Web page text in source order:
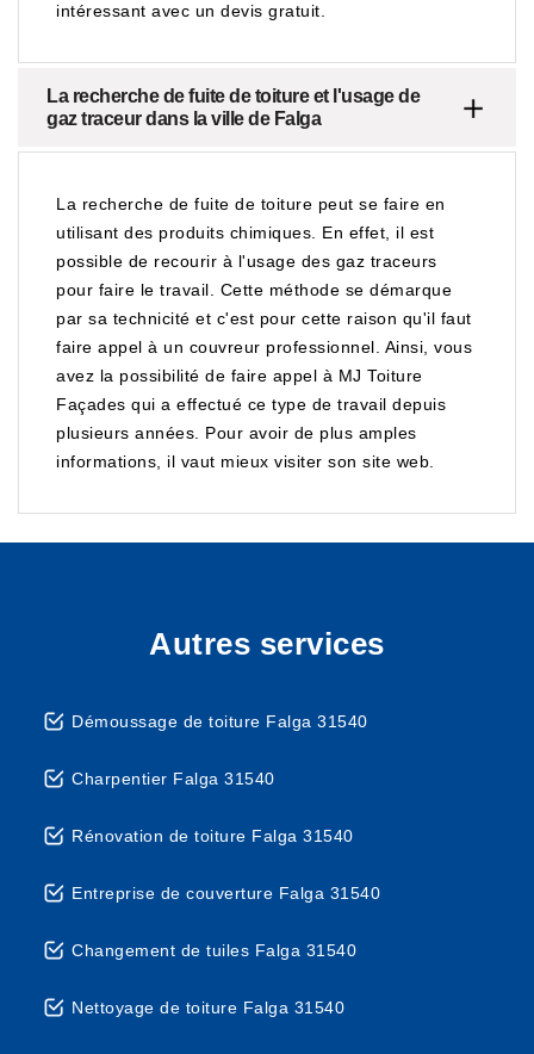
intéressant avec un devis gratuit.
La recherche de fuite de toiture et l'usage de
gaz traceur dans la ville de Falga
La recherche de fuite de toiture peut se faire en
utilisant des produits chimiques. En effet, il est
possible de recourir à l'usage des gaz traceurs
pour faire le travail. Cette méthode se démarque
par sa technicité et c'est pour cette raison qu'il faut
faire appel à un couvreur professionnel. Ainsi, vous
avez la possibilité de faire appel à MJ Toiture
Façades qui a effectué ce type de travail depuis
plusieurs années. Pour avoir de plus amples
informations, il vaut mieux visiter son site web.
Autres services
Démoussage de toiture Falga 31540
Charpentier Falga 31540
Rénovation de toiture Falga 31540
Entreprise de couverture Falga 31540
Changement de tuiles Falga 31540
Nettoyage de toiture Falga 31540